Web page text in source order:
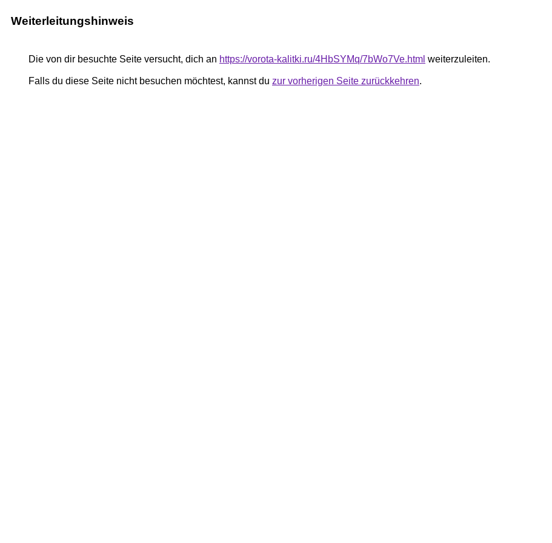
Weiterleitungshinweis
Die von dir besuchte Seite versucht, dich an https://vorota-kalitki.ru/4HbSYMq/7bWo7Ve.html weiterzuleiten.
Falls du diese Seite nicht besuchen möchtest, kannst du zur vorherigen Seite zurückkehren.